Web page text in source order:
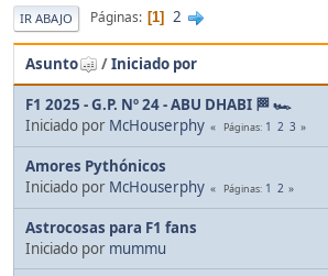
IR ABAJO Páginas 1 2
Asunto /Iniciado por
F1 2025 - G.P. Nº 24 - ABU DHABI 🏁 🏎
Iniciado por McHouserphy Páginas 1 2 3
Amores Pythónicos
Iniciado por McHouserphy Páginas 1 2
Astrocosas para F1 fans
Iniciado por mummu